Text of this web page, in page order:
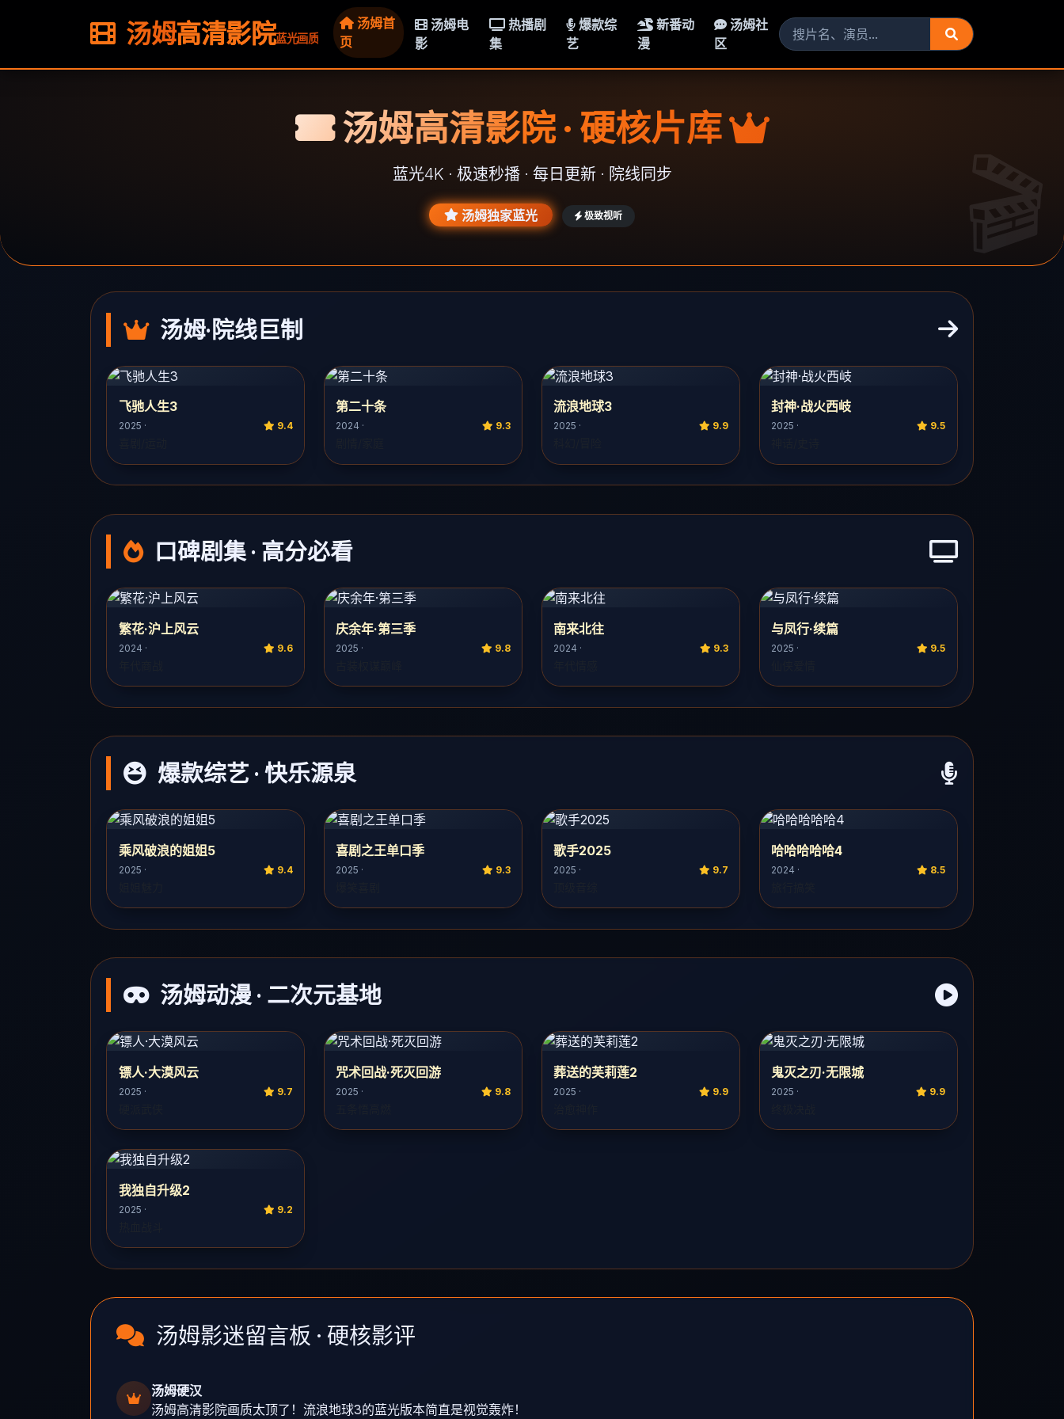
汤姆高清影院蓝光画质
汤姆首
页
汤姆电
影
热播剧
集
爆款综
艺
新番动
漫
汤姆社
区
汤姆高清影院 · 硬核片库
蓝光4K · 极速秒播 · 每日更新 · 院线同步
汤姆独家蓝光 极致视听
汤姆·院线巨制
飞驰人生3
2025 · 9.4
第二十条
2024 · 9.3
流浪地球3
2025 · 9.9
封神·战火西岐
2025 · 9.5
口碑剧集 · 高分必看
繁花·沪上风云
2024 · 9.6
庆余年·第三季
2025 · 9.8
南来北往
2024 · 9.3
与凤行·续篇
2025 · 9.5
爆款综艺 · 快乐源泉
乘风破浪的姐姐5
2025 · 9.4
喜剧之王单口季
2025 · 9.3
歌手2025
2025 · 9.7
哈哈哈哈哈4
2024 · 8.5
汤姆动漫 · 二次元基地
镖人·大漠风云
2025 · 9.7
咒术回战·死灭回游
2025 · 9.8
葬送的芙莉莲2
2025 · 9.9
鬼灭之刃·无限城
2025 · 9.9
我独自升级2
2025 · 9.2
汤姆影迷留言板 · 硬核影评
汤姆硬汉
汤姆高清影院画质太顶了！流浪地球3的蓝光版本简直是视觉轰炸！